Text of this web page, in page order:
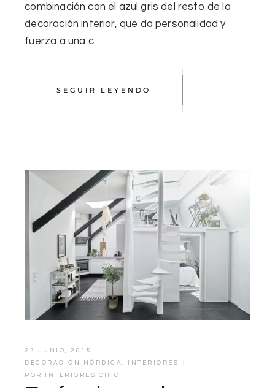
combinación con el azul gris del resto de la
decoración interior, que da personalidad y
fuerza a una c
SEGUIR LEYENDO
22 JUNIO, 2015
DECORACIÓN NÓRDICA
INTERIORES
POR
INTERIORES CHIC